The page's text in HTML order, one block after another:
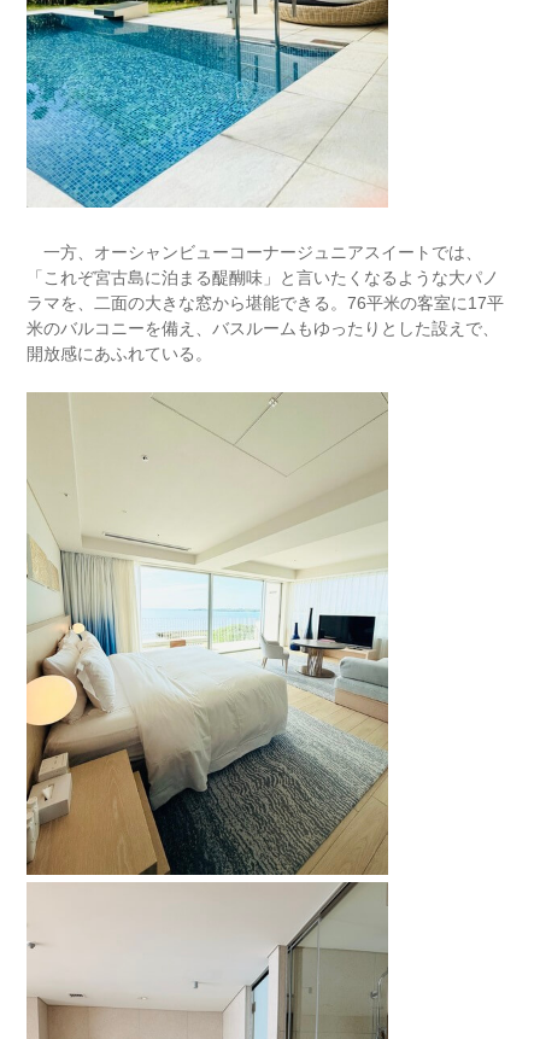
一方、オーシャンビューコーナージュニアスイートでは、
「これぞ宮古島に泊まる醍醐味」と言いたくなるような大パノ
ラマを、二面の大きな窓から堪能できる。76平米の客室に17平
米のバルコニーを備え、バスルームもゆったりとした設えで、
開放感にあふれている。